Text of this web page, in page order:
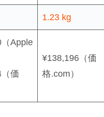
1.23 kg
Apple
価
¥138,196（価
格.com）